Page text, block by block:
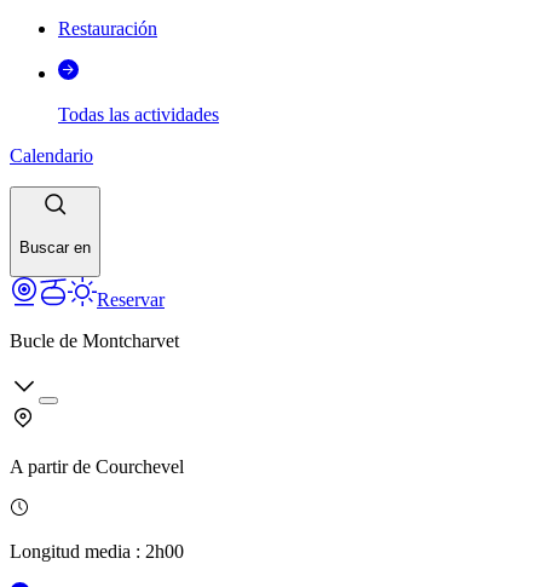
Restauración
Todas las actividades
Calendario
Buscar en
Reservar
Bucle de Montcharvet
A partir de Courchevel
Longitud media : 2h00